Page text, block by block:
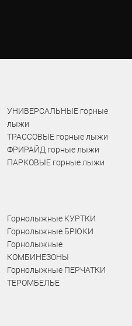
УНИВЕРСАЛЬНЫЕ горные
лыжи
ТРАССОВЫЕ горные лыжи
ФРИРАЙД горные лыжи
ПАРКОВЫЕ горные лыжи
Горнолыжные КУРТКИ
Горнолыжные БРЮКИ
Горнолыжные
КОМБИНЕЗОНЫ
Горнолыжные ПЕРЧАТКИ
ТЕРОМБЕЛЬЕ